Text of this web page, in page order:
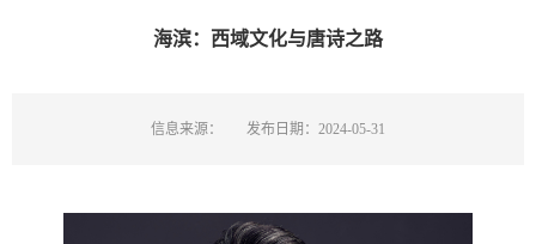
海滨：西域文化与唐诗之路
信息来源： 发布日期：2024-05-31